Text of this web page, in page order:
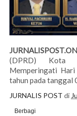
(DPRD) Kota
Memperingati
tahun pada tanggal
JURNALIS POST di
Berbagi